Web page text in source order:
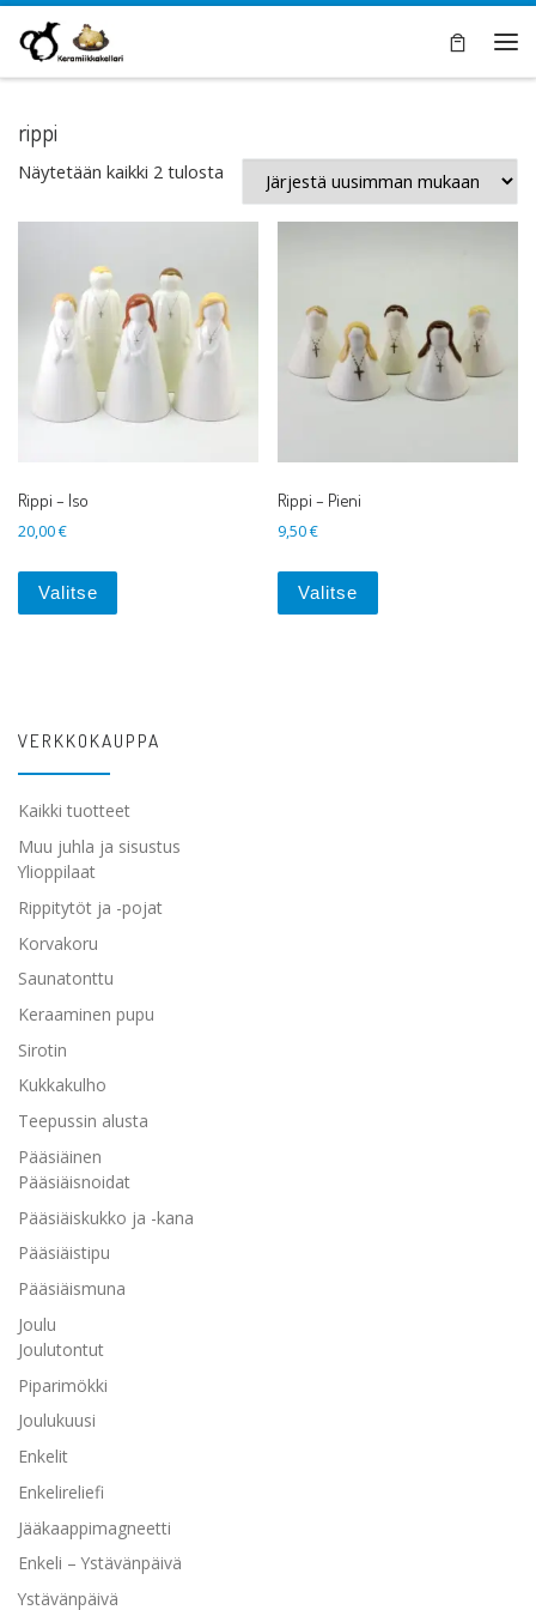
Skip to content
rippi
Näytetään kaikki 2 tulosta
Rippi – Iso
20,00€
Valitse
Rippi – Pieni
9,50€
Valitse
VERKKOKAUPPA
Kaikki tuotteet
Muu juhla ja sisustus
Ylioppilaat
Rippitytöt ja -pojat
Korvakoru
Saunatonttu
Keraaminen pupu
Sirotin
Kukkakulho
Teepussin alusta
Pääsiäinen
Pääsiäisnoidat
Pääsiäiskukko ja -kana
Pääsiäistipu
Pääsiäismuna
Joulu
Joulutontut
Piparimökki
Joulukuusi
Enkelit
Enkelireliefi
Jääkaappimagneetti
Enkeli – Ystävänpäivä
Ystävänpäivä